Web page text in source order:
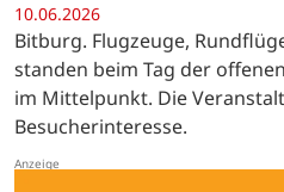
10.06.2026
Bitburg. Flugzeuge,
standen beim Tag der
im Mittelpunkt. Die
Besucherinteresse.